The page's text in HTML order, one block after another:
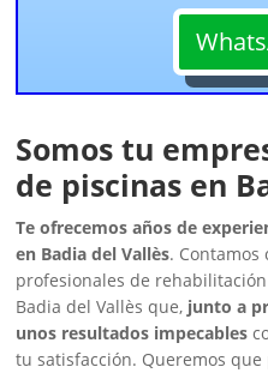
Somos tu
de piscinas en
Te ofrecemos años de
en Badia del Vallès.
profesionales de
Badia del Vallès que, junto a
unos resultados impecables
tu satisfacción. Queremos